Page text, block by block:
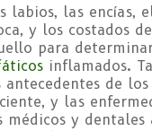
labios, las encías,
y los costados
para
inflamados.
antecedentes de
y las
médicos y dentales